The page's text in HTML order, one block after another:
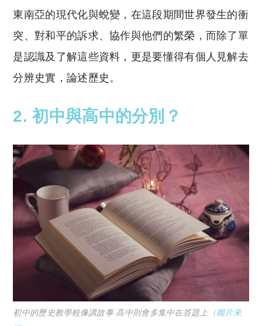
東南亞的現代化與蛻變，在這段期間世界發生的衝
突、對和平的訴求、協作與他們的繁榮，而除了單
是認識及了解這些資料，更是要懂得有個人見解去
分辨史實，論述歷史。
2. 初中與高中的分別？
初中的歷史教學較像講故事 高中則會多集中在答題上 （圖片來